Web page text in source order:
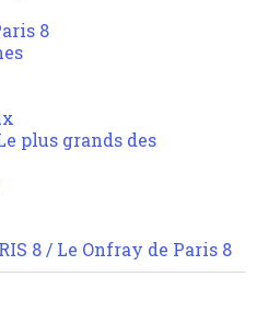
8
plus grands des
8 / Le Onfray de Paris 8